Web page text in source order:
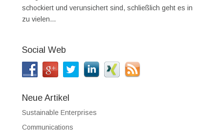
schockiert und verunsichert sind, schließlich geht es in
zu vielen...
Social Web
Neue Artikel
Sustainable Enterprises
Communications